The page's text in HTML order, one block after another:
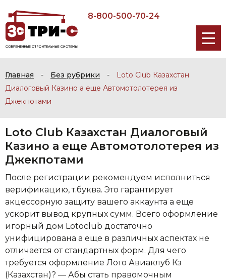
8-800-500-70-24
Главная - Без рубрики -
Loto Club Казахстан
Диалоговый Казино а еще Автомотолотерея из
Джекпотами
Loto Club Казахстан Диалоговый
Казино а еще Автомотолотерея из
Джекпотами
После регистрации рекомендуем исполниться
верификацию, т.буква. Это гарантирует
акцессорную защиту вашего аккаунта а еще
ускорит вывод крупных сумм. Всего оформление
игорный дом Lotoclub достаточно
унифицирована а еще в различных аспектах не
отличается от стандартных форм. Для чего
требуется оформление Лото Авиаклуб Кз
(Казахстан)? — Абы стать правомочным